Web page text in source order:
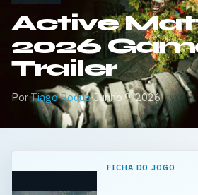
Active
2026
Trailer
PorTiago Roque·Junho 9, 2026
FICHA DO JOGO